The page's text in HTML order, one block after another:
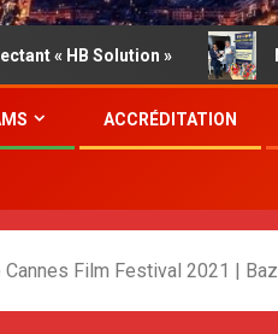
Solution » Micro
ACCRÉDITATION
Film Festival 2021 |